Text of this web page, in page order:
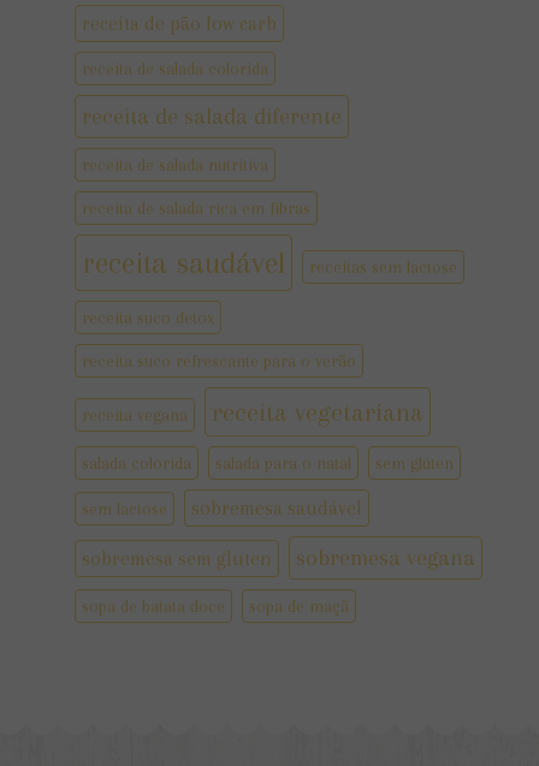
receita de pão low carb
receita de salada colorida
receita de salada diferente
receita de salada nutritiva
receita de salada rica em fibras
receita saudável receitas sem lactose
receita suco detox
receita suco refrescante para o verão
receita vegana receita vegetariana
salada colorida salada para o natal sem glúten
sem lactose sobremesa saudável
sobremesa sem gluten sobremesa vegana
sopa de batata doce sopa de maçã